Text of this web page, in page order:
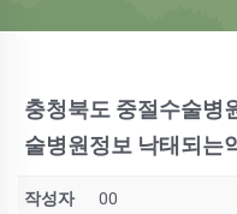
충청북도 중절수술병
술병원정보 낙태되는
작성자 00